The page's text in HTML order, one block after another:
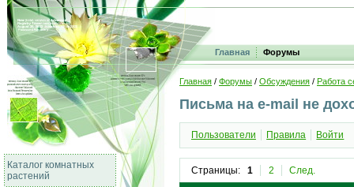
Главная Форумы
Каталог комнатных
растений
Главная / Форумы / Обсуждения / Работа
Письма на e-mail не
Пользователи Правила Войти
Страницы: 1 2 След.